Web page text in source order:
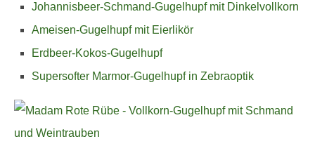
Johannisbeer-Schmand-Gugelhupf mit Dinkelvollkorn
Ameisen-Gugelhupf mit Eierlikör
Erdbeer-Kokos-Gugelhupf
Supersofter Marmor-Gugelhupf in Zebraoptik